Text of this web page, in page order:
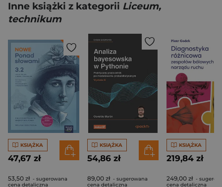
Inne książki z kategorii Liceum,
technikum
KSIĄŻKA
47,67 zł
53,50 zł - sugerowana
cena detaliczna
KSIĄŻKA
54,86 zł
89,00 zł - sugerowana
cena detaliczna
KSIĄŻKA
219,84 zł
249,00 zł -
cena detaliczna